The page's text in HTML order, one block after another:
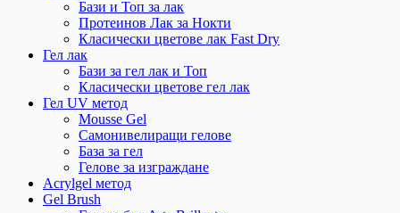
Бази и Топ за лак
Протеинов Лак за Нокти
Класически цветове лак Fast Dry
Гел лак
Бази за гел лак и Топ
Класически цветове гел лак
Гел UV метод
Mousse Gel
Самонивелиращи гелове
База за гел
Гелове за изграждане
Acrylgel метод
Gel Brush